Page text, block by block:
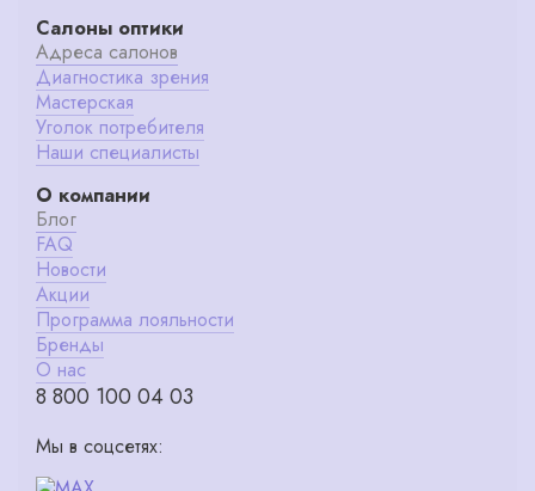
Салоны оптики
Адреса салонов
Диагностика зрения
Мастерская
Уголок потребителя
Наши специалисты
О компании
Блог
FAQ
Новости
Акции
Программа лояльности
Бренды
О нас
8 800 100 04 03
Мы в соцсетях: